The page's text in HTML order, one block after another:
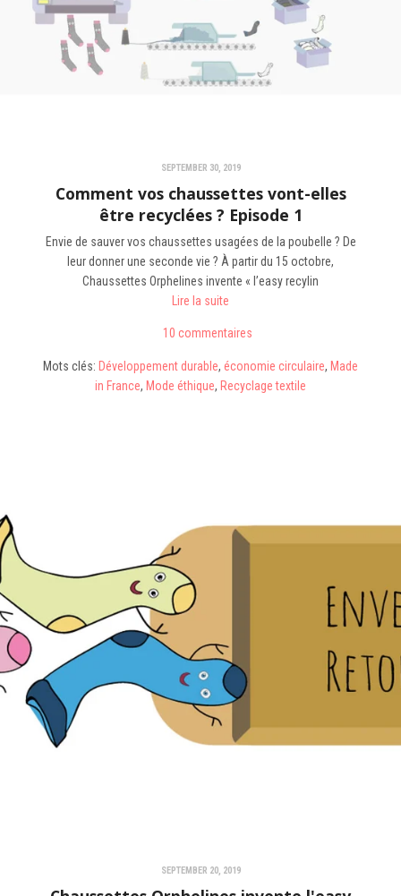
SEPTEMBER 30, 2019
Comment vos chaussettes vont-elles
être recyclées ? Episode 1
Envie de sauver vos chaussettes usagées de la poubelle ? De
leur donner une seconde vie ? À partir du 15 octobre,
Chaussettes Orphelines invente « l’easy recylin
Lire la suite
10 commentaires
Mots clés: Développement durable, économie circulaire, Made
in France, Mode éthique, Recyclage textile
SEPTEMBER 20, 2019